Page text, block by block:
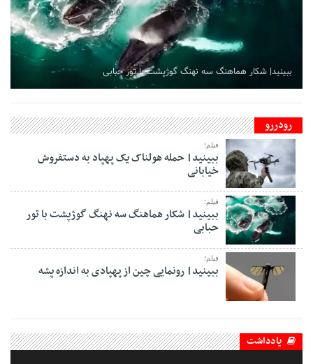
ببینید| شکار هماهنگ سه نهنگ گوژپشت با تور حبابی
رودررو
فیلم؛
ببینید| حمله هولناک یک پهپاد به دستفروش
خیابانی
فیلم؛
ببینید| شکار هماهنگ سه نهنگ گوژپشت با تور
حبابی
فیلم؛
ببینید| رونمایی چین از پهپادی به اندازه پشه
یادداشت